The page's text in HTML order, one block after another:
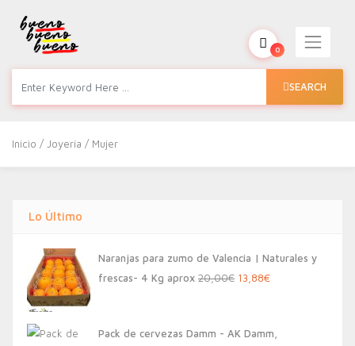
SEARCH
0
Inicio /Joyería / Mujer
Lo Último
Naranjas para zumo de Valencia | Naturales y
frescas- 4 Kg aprox 20,00€ El
era:
13,88€El
es:
Pack de cervezas Damm - AK Damm,